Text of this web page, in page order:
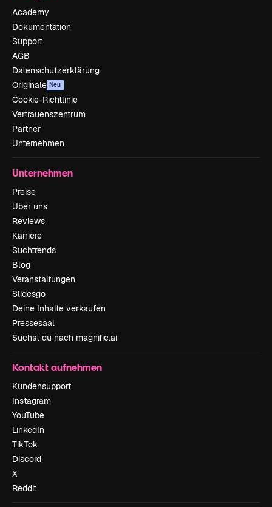
Academy
Dokumentation
Support
AGB
Datenschutzerklärung
Originale Neu
Cookie-Richtlinie
Vertrauenszentrum
Partner
Unternehmen
Unternehmen
Preise
Über uns
Reviews
Karriere
Suchtrends
Blog
Veranstaltungen
Slidesgo
Deine Inhalte verkaufen
Pressesaal
Suchst du nach magnific.ai
Kontakt aufnehmen
Kundensupport
Instagram
YouTube
LinkedIn
TikTok
Discord
X
Reddit